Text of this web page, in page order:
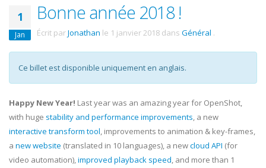
1
Jan
Bonne année 2018 !
Écrit parJonathan le 1 janvier 2018 dans Général .
Ce billet est disponible uniquement en anglais.
Happy New Year! Last year was an amazing year for OpenShot,
with huge stability and performance improvements, a new
interactive transform tool, improvements to animation & key-frames,
a new website (translated in 10 languages), a newcloud API (for
video automation),improved playback speed, and more than 1